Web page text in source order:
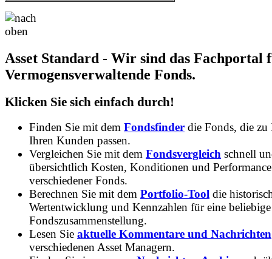
Asset Standard - Wir sind das Fachportal
Vermogensverwaltende Fonds.
Klicken Sie sich einfach durch!
Finden Sie mit dem Fondsfinder die Fonds, die zu
Ihren Kunden passen.
Vergleichen Sie mit dem Fondsvergleich schnell
übersichtlich Kosten, Konditionen und Performance
verschiedener Fonds.
Berechnen Sie mit dem Portfolio-Tool die
Wertentwicklung und Kennzahlen für eine beliebige
Fondszusammenstellung.
Lesen Sie aktuelle Kommentare und Nachrichten
verschiedenen Asset Managern.